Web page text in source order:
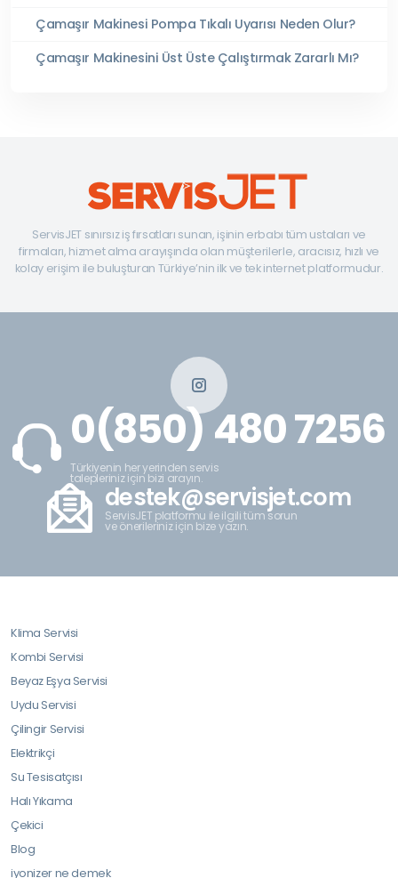
Çamaşır Makinesi Pompa Tıkalı Uyarısı Neden Olur?
Çamaşır Makinesini Üst Üste Çalıştırmak Zararlı Mı?
ServisJET sınırsız iş fırsatları sunan, işinin erbabı tüm ustaları ve
firmaları, hizmet alma arayışında olan müşterilerle, aracısız, hızlı ve
kolay erişim ile buluşturan Türkiye’nin ilk ve tek internet platformudur.
0(850) 480 7256
Türkiyenin her yerinden servis
talepleriniz için bizi arayın.
destek@servisjet.com
ServisJET platformu ile ilgili tüm sorun
ve önerileriniz için bize yazın.
Klima Servisi
Kombi Servisi
Beyaz Eşya Servisi
Uydu Servisi
Çilingir Servisi
Elektrikçi
Su Tesisatçısı
Halı Yıkama
Çekici
Blog
iyonizer ne demek